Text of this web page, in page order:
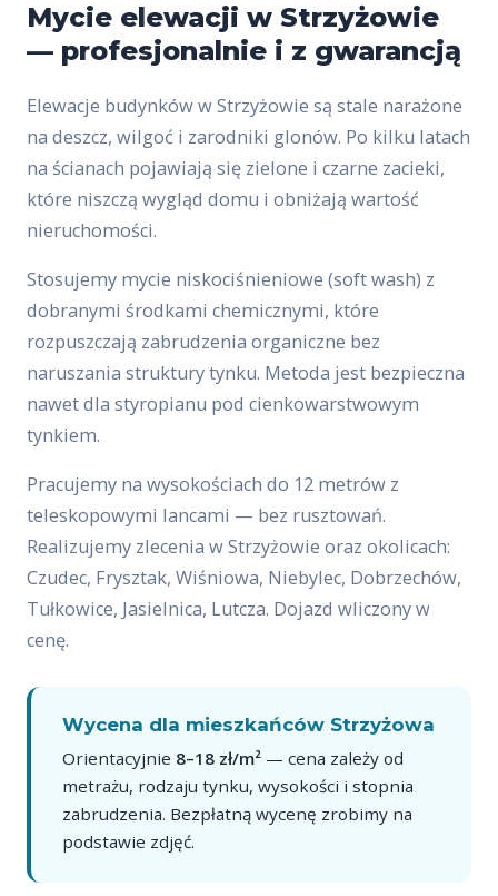
Mycie elewacji w Strzyżowie
— profesjonalnie i z gwarancją
Elewacje budynków w Strzyżowie są stale narażone
na deszcz, wilgoć i zarodniki glonów. Po kilku latach
na ścianach pojawiają się zielone i czarne zacieki,
które niszczą wygląd domu i obniżają wartość
nieruchomości.
Stosujemy mycie niskociśnieniowe (soft wash) z
dobranymi środkami chemicznymi, które
rozpuszczają zabrudzenia organiczne bez
naruszania struktury tynku. Metoda jest bezpieczna
nawet dla styropianu pod cienkowarstwowym
tynkiem.
Pracujemy na wysokościach do 12 metrów z
teleskopowymi lancami — bez rusztowań.
Realizujemy zlecenia w Strzyżowie oraz okolicach:
Czudec, Frysztak, Wiśniowa, Niebylec, Dobrzechów,
Tułkowice, Jasielnica, Lutcza. Dojazd wliczony w
cenę.
Wycena dla mieszkańców Strzyżowa
Orientacyjnie 8–18 zł/m² — cena zależy od
metrażu, rodzaju tynku, wysokości i stopnia
zabrudzenia. Bezpłatną wycenę zrobimy na
podstawie zdjęć.